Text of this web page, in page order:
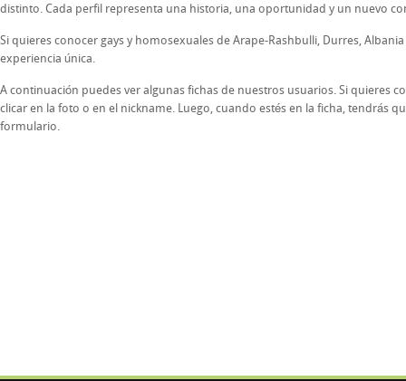
distinto. Cada perfil representa una historia, una oportunidad y un nuevo
Si quieres conocer gays y homosexuales de Arape-Rashbulli, Durres,
experiencia única.
A continuación puedes ver algunas fichas de nuestros usuarios. Si quieres
clicar en la foto o en el nickname. Luego, cuando estés en la ficha, tendrás
formulario.